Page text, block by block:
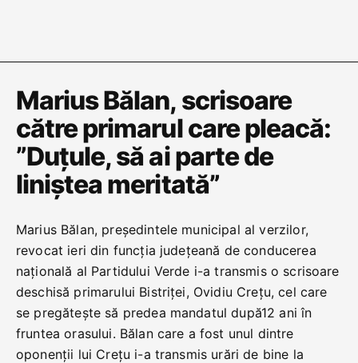
Marius Bălan, scrisoare
către primarul care pleacă:
”Duțule, să ai parte de
liniștea meritată”
Marius Bălan, președintele municipal al verzilor,
revocat ieri din funcția județeană de conducerea
națională al Partidului Verde i-a transmis o scrisoare
deschisă primarului Bistriței, Ovidiu Crețu, cel care
se pregătește să predea mandatul după12 ani în
fruntea orasului. Bălan care a fost unul dintre
oponenții lui Crețu i-a transmis urări de bine la